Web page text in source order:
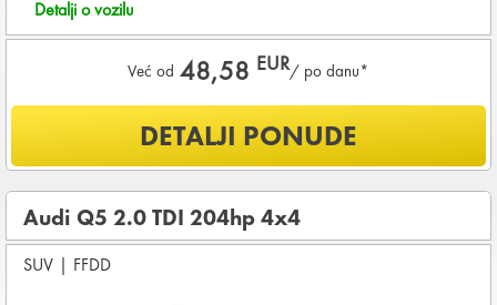
Detalji o vozilu
Već od 48,58 EUR/ po danu*
Šta je uključeno u ponudu?
OSNOVNI PAKET OSIGURANJA od štete (CDW) i krađe
(THW)
Koji su osnovni uslovi za najam vozila?
DETALJI PONUDE
Audi Q5 2.0 TDI 204hp 4x4
SUV | FFDD